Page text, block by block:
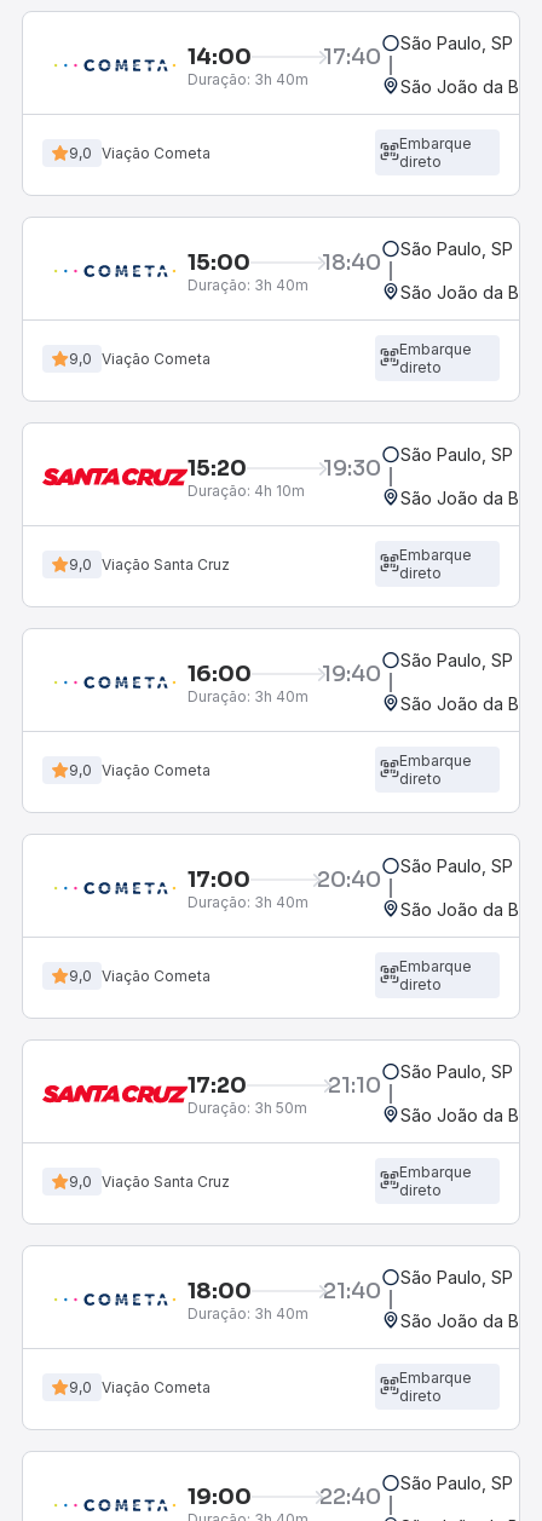
14:00 17:40
Duração: 3h 40m
São Paulo, SP -
São João da Boa
9,0 Viação Cometa
Embarque
direto
15:00 18:40
Duração: 3h 40m
São Paulo, SP -
São João da Boa
9,0 Viação Cometa
Embarque
direto
15:20 19:30
Duração: 4h 10m
São Paulo, SP -
São João da Boa
9,0 Viação Santa Cruz
Embarque
direto
16:00 19:40
Duração: 3h 40m
São Paulo, SP -
São João da Boa
9,0 Viação Cometa
Embarque
direto
17:00 20:40
Duração: 3h 40m
São Paulo, SP -
São João da Boa
9,0 Viação Cometa
Embarque
direto
17:20 21:10
Duração: 3h 50m
São Paulo, SP -
São João da Boa
9,0 Viação Santa Cruz
Embarque
direto
18:00 21:40
Duração: 3h 40m
São Paulo, SP -
São João da Boa
9,0 Viação Cometa
Embarque
direto
19:00 22:40 São Paulo, SP -